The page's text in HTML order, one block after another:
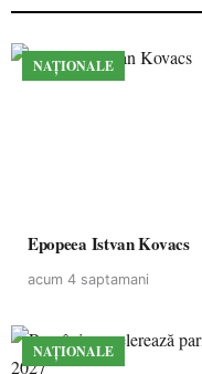
NAȚIONALE
Epopeea Istvan Kovacs
acum 4 saptamani
NAȚIONALE